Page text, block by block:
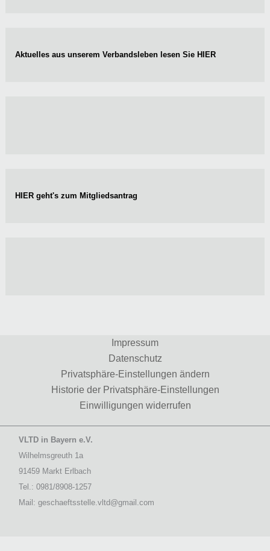
Aktuelles aus unserem Verbandsleben lesen Sie HIER
HIERgeht's zum Mitgliedsantrag
Impressum
Datenschutz
Privatsphäre-Einstellungen ändern
Historie der Privatsphäre-Einstellungen
Einwilligungen widerrufen
VLTD in Bayern e.V.
Wilhelmsgreuth 1a
91459 Markt Erlbach
Tel.: 0981/8908-1257
Mail: geschaeftsstelle.vltd@gmail.com